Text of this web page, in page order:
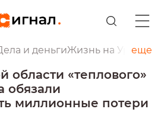
и деньгиЖизнь на Урале
еще
области «теплового»
обязали
миллионные потери